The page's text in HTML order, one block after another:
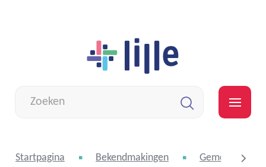
inhoud
zoek
Startpagina Bekendmakingen Gemeenteraad